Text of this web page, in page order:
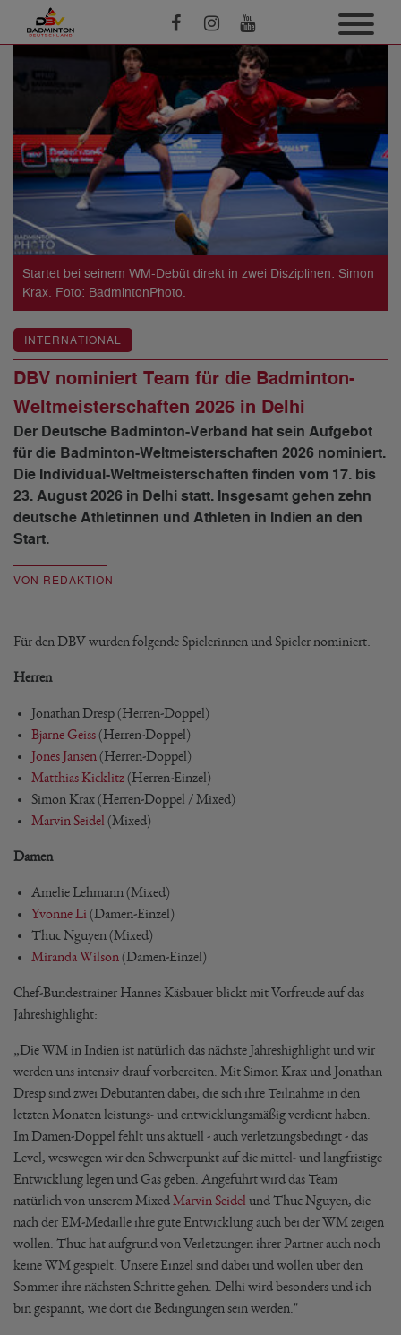
Startet bei seinem WM-Debüt direkt in zwei Disziplinen: Simon
Krax. Foto: BadmintonPhoto.
INTERNATIONAL
DBV nominiert Team für die Badminton-
Weltmeisterschaften 2026 in Delhi
Der Deutsche Badminton-Verband hat sein Aufgebot
für die Badminton-Weltmeisterschaften 2026 nominiert.
Die Individual-Weltmeisterschaften finden vom 17. bis
23. August 2026 in Delhi statt. Insgesamt gehen zehn
deutsche Athletinnen und Athleten in Indien an den
Start.
VON REDAKTION
Für den DBV wurden folgende Spielerinnen und Spieler nominiert:
Herren
Jonathan Dresp (Herren-Doppel)
Bjarne Geiss(Herren-Doppel)
Jones Jansen (Herren-Doppel)
Matthias Kicklitz(Herren-Einzel)
Simon Krax (Herren-Doppel / Mixed)
Marvin Seidel (Mixed)
Damen
Amelie Lehmann (Mixed)
Yvonne Li (Damen-Einzel)
Thuc Nguyen (Mixed)
Miranda Wilson (Damen-Einzel)
Chef-Bundestrainer Hannes Käsbauer blickt mit Vorfreude auf das
Jahreshighlight:
„Die WM in Indien ist natürlich das nächste Jahreshighlight und wir
werden uns intensiv drauf vorbereiten. Mit Simon Krax und Jonathan
Dresp sind zwei Debütanten dabei, die sich ihre Teilnahme in den
letzten Monaten leistungs- und entwicklungsmäßig verdient haben.
Im Damen-Doppel fehlt uns aktuell - auch verletzungsbedingt - das
Level, weswegen wir den Schwerpunkt auf die mittel- und langfristige
Entwicklung legen und Gas geben. Angeführt wird das Team
natürlich von unserem MixedMarvin Seidel und Thuc Nguyen, die
nach der EM-Medaille ihre gute Entwicklung auch bei der WM zeigen
wollen. Thuc hat aufgrund von Verletzungen ihrer Partner auch noch
keine WM gespielt. Unsere Einzel sind dabei und wollen über den
Sommer ihre nächsten Schritte gehen. Delhi wird besonders und ich
bin gespannt, wie dort die Bedingungen sein werden."